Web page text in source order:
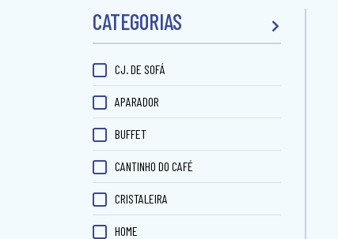
CATEGORIAS
CJ. DE SOFÁ
APARADOR
BUFFET
CANTINHO DO CAFÉ
CRISTALEIRA
HOME